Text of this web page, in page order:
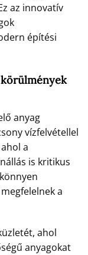
az innovatív
építési
anyag
vízfelvétellel
a
is kritikus
a
ahol
anyagokat